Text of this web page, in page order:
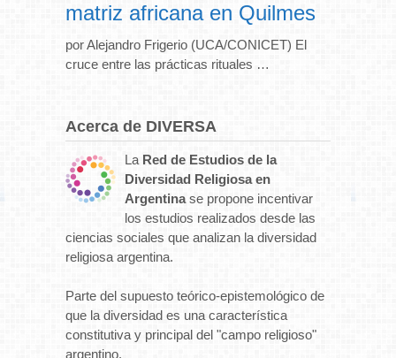
matriz africana en Quilmes
por Alejandro Frigerio (UCA/CONICET) El
cruce entre las prácticas rituales …
Acerca de DIVERSA
La Red de Estudios de la
Diversidad Religiosa en
Argentinase propone incentivar
los estudios realizados desde las
ciencias sociales que analizan la diversidad
religiosa argentina.
Parte del supuesto teórico-epistemológico de
que la diversidad es una característica
constitutiva y principal del "campo religioso"
argentino.